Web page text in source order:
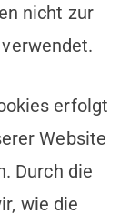
nicht zur
erfolgt
Website
Durch die
wie die